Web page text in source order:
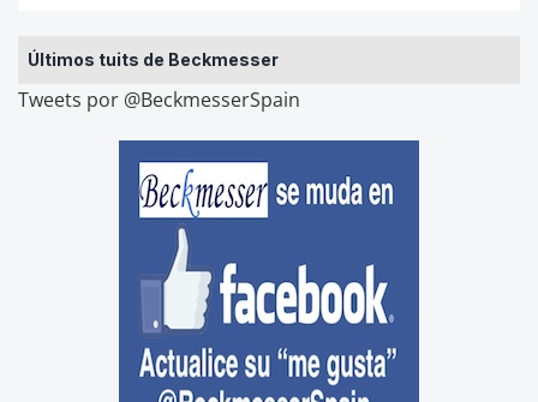
Últimos tuits de Beckmesser
Tweets por @BeckmesserSpain